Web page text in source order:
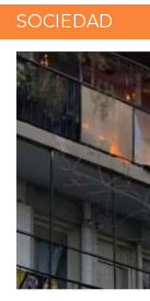
SOCIEDAD